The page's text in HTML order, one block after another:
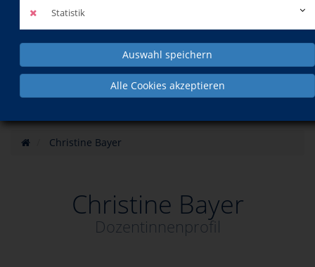
Statistik
Auswahl speichern
Alle Cookies akzeptieren
Christine Bayer
Christine Bayer
Dozentinnenprofil